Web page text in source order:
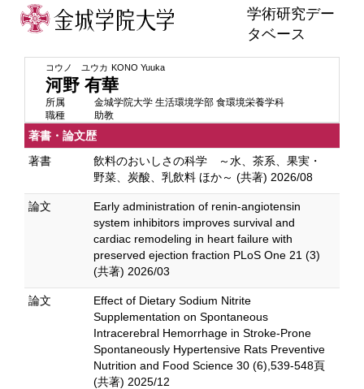
学術研究デー
タベース
コウノ ユウカ KONO Yuuka
河野 有華
所属
金城学院大学 生活環境学部 食環境栄養学科
職種
助教
著書・論文歴
著書
飲料のおいしさの科学 ～水、茶系、果実・
野菜、炭酸、乳飲料 ほか～ (共著) 2026/08
論文
Early administration of renin-angiotensin
system inhibitors improves survival and
cardiac remodeling in heart failure with
preserved ejection fraction PLoS One 21 (3)
(共著) 2026/03
論文
Effect of Dietary Sodium Nitrite
Supplementation on Spontaneous
Intracerebral Hemorrhage in Stroke-Prone
Spontaneously Hypertensive Rats Preventive
Nutrition and Food Science 30 (6),539-548頁
(共著) 2025/12